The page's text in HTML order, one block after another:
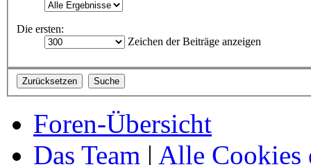
Die ersten:
Zeichen der Beiträge anzeigen
Foren-Übersicht
Das Team | Alle Cookies